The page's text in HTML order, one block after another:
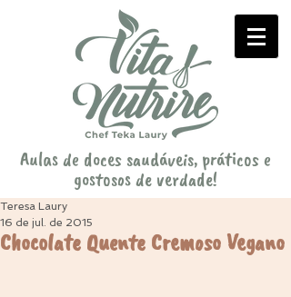
Aulas de doces saudáveis, práticos e
gostosos de verdade!
Chocolate Quente Cremoso Vegano
Teresa Laury
16 de jul. de 2015